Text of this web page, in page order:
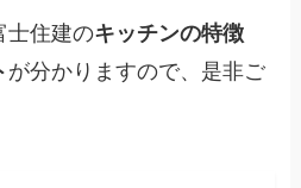
士住建のキッチンの特徴
が分かりますので、是非ご